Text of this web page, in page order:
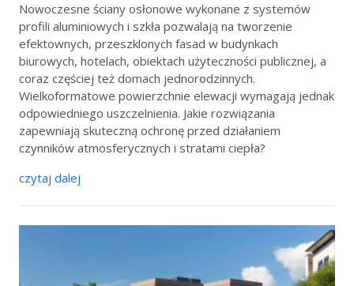
Nowoczesne ściany osłonowe wykonane z systemów
profili aluminiowych i szkła pozwalają na tworzenie
efektownych, przeszklonych fasad w budynkach
biurowych, hotelach, obiektach użyteczności publicznej, a
coraz częściej też domach jednorodzinnych.
Wielkoformatowe powierzchnie elewacji wymagają jednak
odpowiedniego uszczelnienia. Jakie rozwiązania
zapewniają skuteczną ochronę przed działaniem
czynników atmosferycznych i stratami ciepła?
czytaj dalej